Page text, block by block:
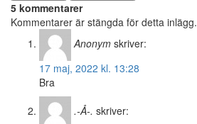
5 kommentarer
Kommentarer är stängda för detta inlägg.
Anonym skriver:
17 maj, 2022 kl. 13:28
Bra
.-Å-. skriver: